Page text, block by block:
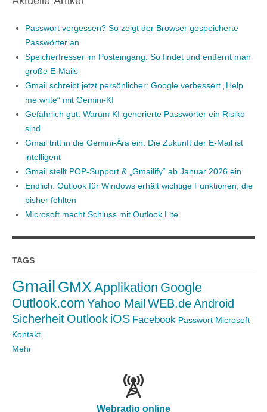
Passwort vergessen? So zeigt der Browser gespeicherte
Passwörter an
Speicherfresser im Posteingang: So findet und entfernt man
große E-Mails
Gmail schreibt jetzt persönlicher: Google verbessert „Help
me write“ mit Gemini-KI
Gefährlich gut: Warum KI-generierte Passwörter ein Risiko
sind
Gmail tritt in die Gemini-Ära ein: Die Zukunft der E-Mail ist
intelligent
Gmail stellt POP-Support & „Gmailify“ ab Januar 2026 ein
Endlich: Outlook für Windows erhält wichtige Funktionen, die
bisher fehlten
Microsoft macht Schluss mit Outlook Lite
TAGS
Gmail GMX Applikation Google
Outlook.com Yahoo Mail WEB.deAndroid
Sicherheit Outlook iOS Facebook Passwort Microsoft
Kontakt
Mehr
Webradio online